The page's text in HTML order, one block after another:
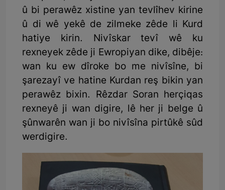
û bi perawêz xistine yan tevlîhev kirine
û di wê yekê de zilmeke zêde li Kurd
hatiye kirin. Nivîskar tevî wê ku
rexneyek zêde ji Ewropiyan dike, dibêje:
wan ku ew dîroke bo me nivîsîne, bi
şarezayî ve hatine Kurdan reş bikin yan
perawêz bixin. Rêzdar Soran herçiqas
rexneyê ji wan digire, lê her ji belge û
şûnwarên wan ji bo nivîsîna pirtûkê sûd
werdigire.